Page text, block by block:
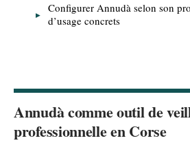
Configurer Annudà selon son
d’usage concrets
Annudà comme outil de
professionnelle en Corse